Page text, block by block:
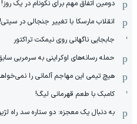
دومین اتفاق مهم برای نکونام در یک روز!
انقلاب مارسکا با تغییر جنجالی در سیتی!
جابجایی ناگهانی روی نیمکت تراکتور
حمله رسانه‌های اوکراینی به سرمربی
هیچ‌ تیمی این مهاجم آلمانی را
کامبک با طعم قهرمانی لیگ!
به دنبال یک معجزه: دو ستاره سد راه